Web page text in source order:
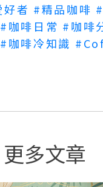
者 #精品咖啡
#咖啡日常 #咖啡
#咖啡冷知識
更多文章